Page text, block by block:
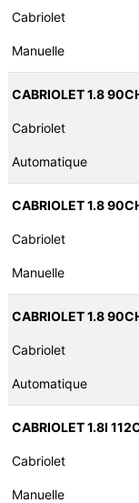
Cabriolet
Manuelle
CABRIOLET 1.8
Cabriolet
Automatique
CABRIOLET 1.8
Cabriolet
Manuelle
CABRIOLET 1.8
Cabriolet
Automatique
CABRIOLET 1.8I
Cabriolet
Manuelle